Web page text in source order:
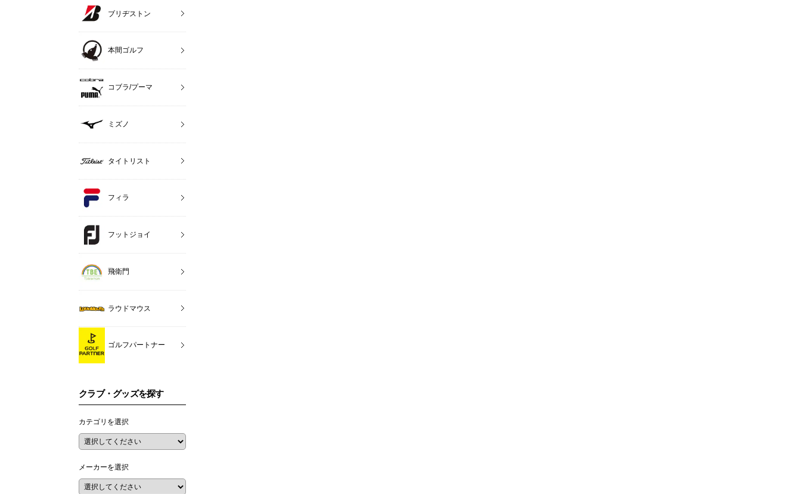
ブリヂストン
本間ゴルフ
コブラ/プーマ
ミズノ
タイトリスト
フィラ
フットジョイ
飛衛門
ラウドマウス
ゴルフパートナー
クラブ・グッズを探す
カテゴリを選択
メーカーを選択